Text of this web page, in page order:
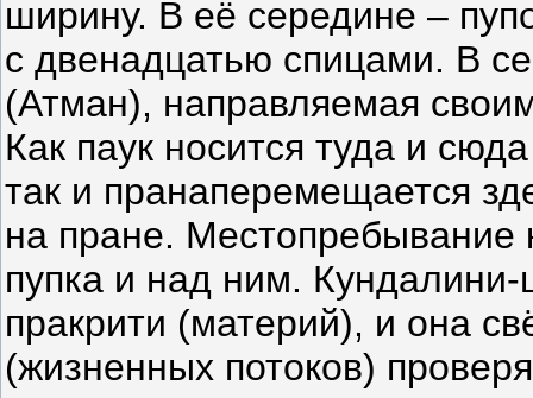
ширину. В её середине –
с двенадцатью спицами. В
(Атман), направляемая
Как паук носится туда и
так и пранаперемещается
на пране. Местопребывание
пупка и над ним.
пракрити (материй), и она
(жизненных потоков)